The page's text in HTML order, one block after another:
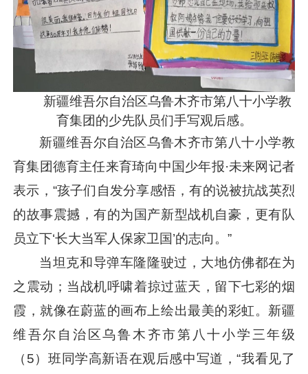
新疆维吾尔自治区乌鲁木齐市第八十小学教
育集团的少先队员们手写观后感。
新疆维吾尔自治区乌鲁木齐市第八十小学教
育集团德育主任来育琦向中国少年报·未来网记者
表示，“孩子们自发分享感悟，有的说被抗战英烈
的故事震撼，有的为国产新型战机自豪，更有队
员立下‘长大当军人保家卫国’的志向。”
当坦克和导弹车隆隆驶过，大地仿佛都在为
之震动；当战机呼啸着掠过蓝天，留下七彩的烟
霞，就像在蔚蓝的画布上绘出最美的彩虹。新疆
维吾尔自治区乌鲁木齐市第八十小学三年级
（5）班同学高新语在观后感中写道，“我看见了